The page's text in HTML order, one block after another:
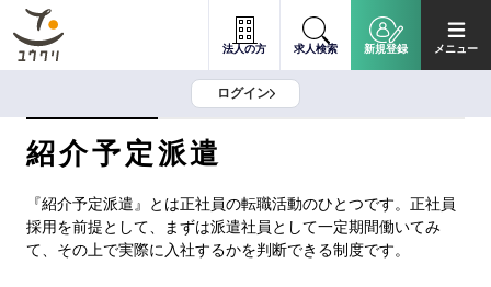
法人の方 求人検索 新規登録 メニュー
ログイン
紹介予定派遣
『紹介予定派遣』とは正社員の転職活動のひとつです。正社員
採用を前提として、まずは派遣社員として一定期間働いてみ
て、その上で実際に入社するかを判断できる制度です。